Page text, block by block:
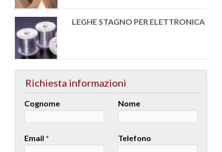
LEGHE STAGNO PER ELETTRONICA
Richiesta informazioni
Cognome Nome
Email * Telefono